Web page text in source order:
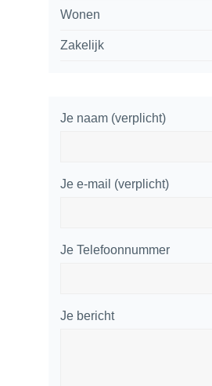
Wonen
Zakelijk
Je naam (verplicht)
Je e-mail (verplicht)
Je Telefoonnummer
Je bericht